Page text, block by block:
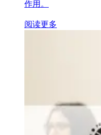
作用。
阅读更多